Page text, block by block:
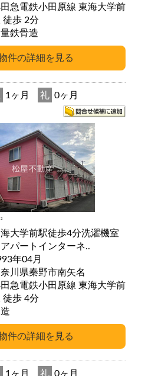
急電鉄小田原線 東海大学前
駅 徒歩 2分
鉄骨造
1ヶ月 礼 0ヶ月
2
大学前駅徒歩4分洗濯機室
パートインターネ..
年04月
川県秦野市南矢名
急電鉄小田原線 東海大学前
駅 徒歩 4分
1ヶ月 礼 0ヶ月